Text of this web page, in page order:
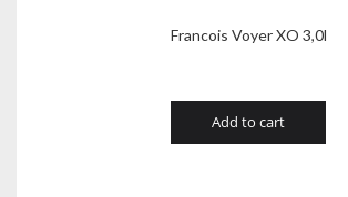
Francois Voyer XO 3,0l
Add to cart